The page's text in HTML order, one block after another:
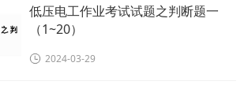
低压电工作业考试试题之判断题一
（1~20）
2024-03-29